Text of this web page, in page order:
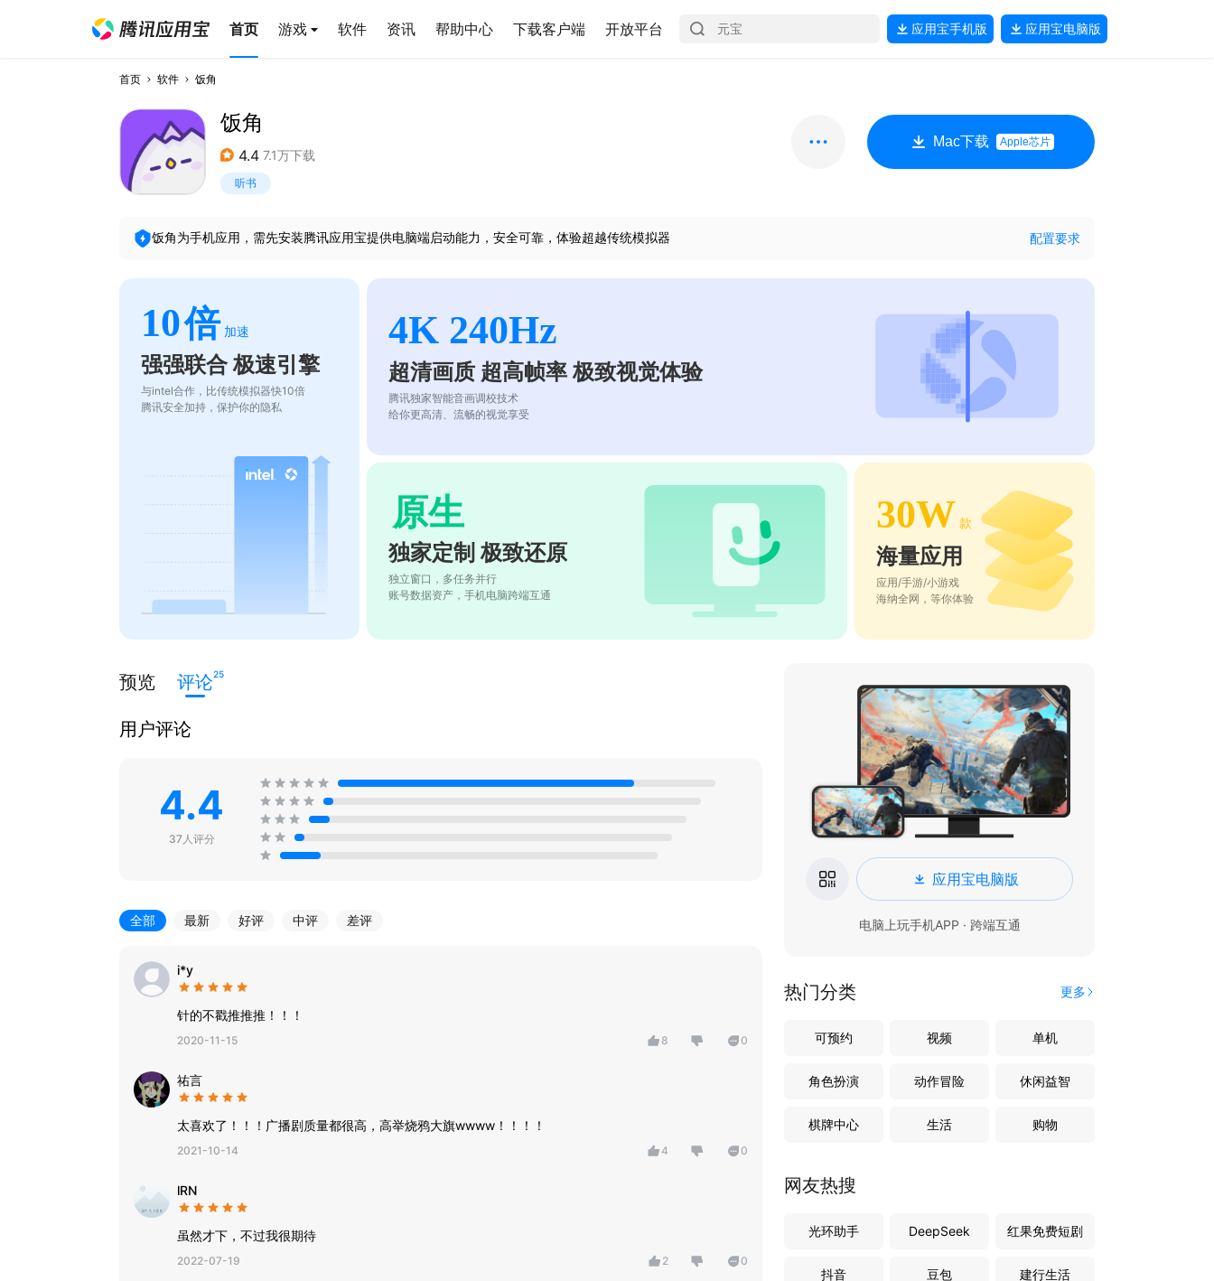
首页 游戏 软件 资讯 帮助中心 下载客户端 开放平台 应用宝手机版 应用宝电脑版
首页 软件 饭角
饭角
4.4 7.1万下载
听书
Mac下载 Apple芯片
饭角为手机应用，需先安装腾讯应用宝提供电脑端启动能力，安全可靠，体验超越传统模拟器 配置要求
10倍 加速
强强联合 极速引擎
与intel合作，比传统模拟器快10倍
腾讯安全加持，保护你的隐私
4K 240Hz
超清画质 超高帧率 极致视觉体验
腾讯独家智能音画调校技术
给你更高清、流畅的视觉享受
原生
独家定制 极致还原
独立窗口，多任务并行
账号数据资产，手机电脑跨端互通
30W 款
海量应用
应用/手游/小游戏
海纳全网，等你体验
预览 评论25
用户评论
4.4
37人评分
全部 最新 好评 中评 差评
i*y
针的不戳推推推！！！
2020-11-15 8 0
祐言
太喜欢了！！！广播剧质量都很高，高举烧鸦大旗wwww！！！！
2021-10-14 4 0
lRN
虽然才下，不过我很期待
2022-07-19 2 0
应用宝电脑版
电脑上玩手机APP · 跨端互通
热门分类 更多
可预约 视频 单机
角色扮演 动作冒险 休闲益智
棋牌中心 生活 购物
网友热搜
光环助手 DeepSeek 红果免费短剧
抖音 豆包 建行生活